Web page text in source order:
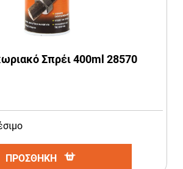
Σπρέι 400ml 28570
ΠΡΟΣΘΗΚΗ